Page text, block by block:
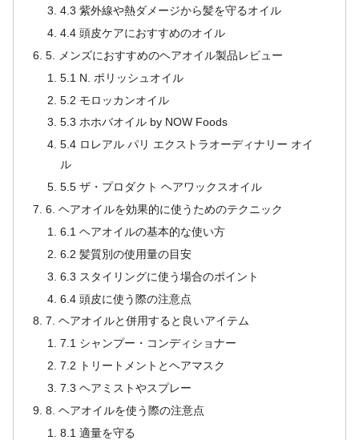
4.3 紫外線や熱ダメージから髪を守るオイル
4.4 頭皮ケアにおすすめのオイル
5. メンズにおすすめのヘアオイル製品レビュー
5.1 N. ポリッシュオイル
5.2 モロッカンオイル
5.3 ホホバオイル by NOW Foods
5.4 ロレアル パリ エクストラオーディナリー オイ
ル
5.5 ザ・プロダクト ヘアワックスオイル
6. ヘアオイルを効果的に使うためのテクニック
6.1 ヘアオイルの基本的な使い方
6.2 髪質別の使用量の目安
6.3 スタイリングに使う場合のポイント
6.4 頭皮に使う際の注意点
7. ヘアオイルと併用すると良いアイテム
7.1 シャンプー・コンディショナー
7.2 トリートメントとヘアマスク
7.3 ヘアミストやスプレー
8. ヘアオイルを使う際の注意点
8.1 適量を守る